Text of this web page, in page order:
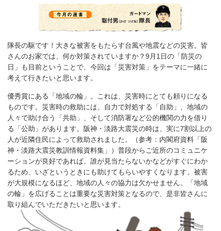
隊長の駆です！大きな被害をもたらす台風や地震などの災害。皆
さんのお家では、何か対策されていますか？9月1日の「防災の
日」も目前ということで、今回は「災害対策」をテーマに一緒に
考えて行きたいと思います。
優秀賞にある「地域の輪」。これは、災害時にとても頼りになる
ものです。災害時の救助には、自力で対処する「自助」、地域の
人々で助け合う「共助」、そして消防署など公的機関の力を借り
る「公助」があります。阪神・淡路大震災の時は、実に7割以上の
人が近隣住民によって救助されました。（参考：内閣府資料「阪
神・淡路大震災教訓情報資料集」）普段からご近所のコミュニケ
ーションが良好であれば、誰が見当たらないかなどがすぐにわか
るため、いざというときにも助けてもらいやすくなります。被害
が大規模になるほど、地域の人々の協力は欠かせません。「地域
の輪」を広げることは重要な災害対策となるので、是非皆さんに
取り組んでいただきたいと思います。